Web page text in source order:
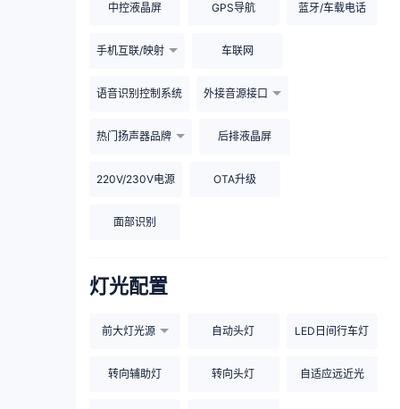
中控液晶屏 GPS导航 蓝牙/车载电话
手机互联/映射 车联网
语音识别控制系统 外接音源接口
热门扬声器品牌 后排液晶屏
220V/230V电源 OTA升级
面部识别
灯光配置
前大灯光源 自动头灯 LED日间行车灯
转向辅助灯 转向头灯 自适应远近光